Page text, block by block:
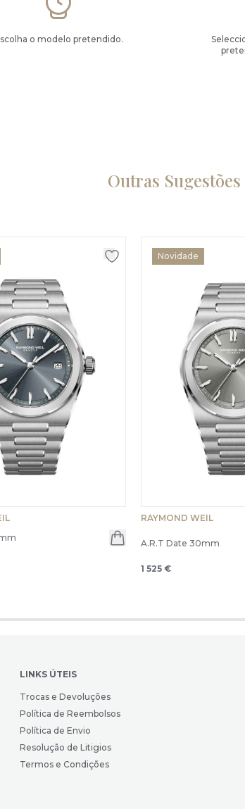
o modelo pretendido.
Outras Sugestões
Novidade
RAYMOND WEIL
A.R.T Date 30mm
1 525 €
LINKS ÚTEIS
Trocas e Devoluções
Política de Reembolsos
Política de Envio
Resolução de Litigios
Termos e Condições